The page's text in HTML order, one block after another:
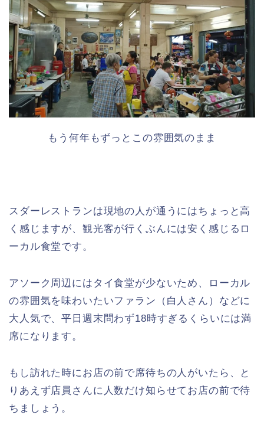
もう何年もずっとこの雰囲気のまま
スダーレストランは現地の人が通うにはちょっと高
く感じますが、観光客が行くぶんには安く感じるロ
ーカル食堂です。
アソーク周辺にはタイ食堂が少ないため、ローカル
の雰囲気を味わいたいファラン（白人さん）などに
大人気で、平日週末問わず18時すぎるくらいには満
席になります。
もし訪れた時にお店の前で席待ちの人がいたら、と
りあえず店員さんに人数だけ知らせてお店の前で待
ちましょう。